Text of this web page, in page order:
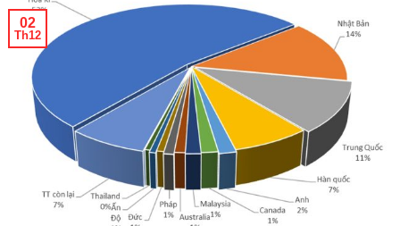
02
Th12